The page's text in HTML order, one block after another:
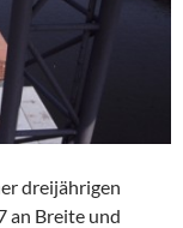
dreijährigen
an Breite und